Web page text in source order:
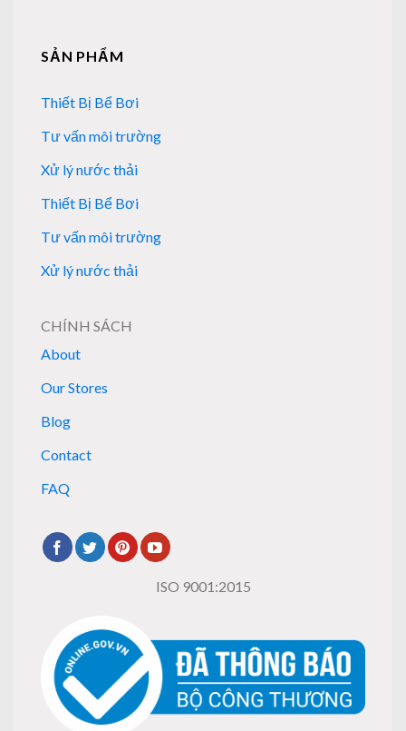
SẢN PHẨM
Thiết Bị Bể Bơi
Tư vấn môi trường
Xử lý nước thải
Thiết Bị Bể Bơi
Tư vấn môi trường
Xử lý nước thải
CHÍNH SÁCH
About
Our Stores
Blog
Contact
FAQ
ISO 9001:2015